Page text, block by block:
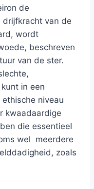
de
drijfkracht van de
wordt
beschreven
van de ster.
in een
niveau
kwaadaardige
die essentieel
wel meerdere
zoals